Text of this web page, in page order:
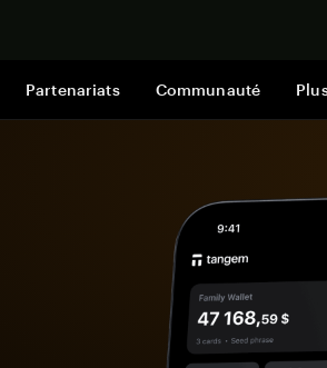
Partenariats Communauté